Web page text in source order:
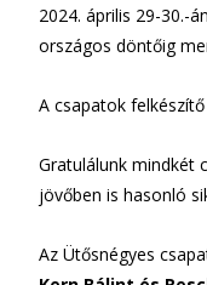
2024. április 29-30.-
országos döntőig
A csapatok
Gratulálunk mindkét
jövőben is hasonló
Az Ütősnégyes